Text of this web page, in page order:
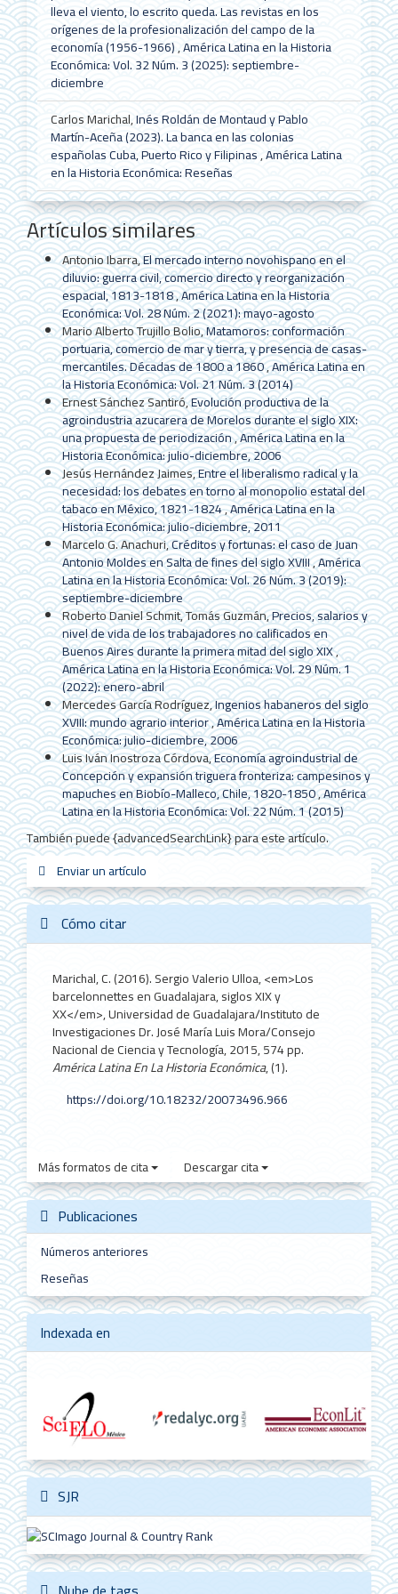
lleva el viento, lo escrito queda. Las revistas en los
orígenes de la profesionalización del campo de la
economía (1956-1966),América Latina en la Historia
Económica: Vol. 32 Núm. 3 (2025): septiembre-
diciembre
Carlos Marichal,Inés Roldán de Montaud y Pablo
Martín-Aceña (2023). La banca en las colonias
españolas Cuba, Puerto Rico y Filipinas,América Latina
en la Historia Económica: Reseñas
Artículos similares
Antonio Ibarra,El mercado interno novohispano en el
diluvio: guerra civil, comercio directo y reorganización
espacial, 1813-1818,América Latina en la Historia
Económica: Vol. 28 Núm. 2 (2021): mayo-agosto
Mario Alberto Trujillo Bolio,Matamoros: conformación
portuaria, comercio de mar y tierra, y presencia de casas-
mercantiles. Décadas de 1800 a 1860,América Latina en
la Historia Económica: Vol. 21 Núm. 3 (2014)
Ernest Sánchez Santiró,Evolución productiva de la
agroindustria azucarera de Morelos durante el siglo XIX:
una propuesta de periodización,América Latina en la
Historia Económica: julio-diciembre, 2006
Jesús Hernández Jaimes,Entre el liberalismo radical y la
necesidad: los debates en torno al monopolio estatal del
tabaco en México, 1821-1824,América Latina en la
Historia Económica: julio-diciembre, 2011
Marcelo G. Anachuri,Créditos y fortunas: el caso de Juan
Antonio Moldes en Salta de fines del siglo XVIII,América
Latina en la Historia Económica: Vol. 26 Núm. 3 (2019):
septiembre-diciembre
Roberto Daniel Schmit, Tomás Guzmán,Precios, salarios y
nivel de vida de los trabajadores no calificados en
Buenos Aires durante la primera mitad del siglo XIX,
América Latina en la Historia Económica: Vol. 29 Núm. 1
(2022): enero-abril
Mercedes García Rodríguez,Ingenios habaneros del siglo
XVIII: mundo agrario interior,América Latina en la Historia
Económica: julio-diciembre, 2006
Luis Iván Inostroza Córdova,Economía agroindustrial de
Concepción y expansión triguera fronteriza: campesinos y
mapuches en Biobío-Malleco, Chile, 1820-1850,América
Latina en la Historia Económica: Vol. 22 Núm. 1 (2015)
También puede {advancedSearchLink} para este artículo.
un
artículo
Enviar un artículo
Cómo citar
Marichal, C. (2016). Sergio Valerio Ulloa, <em>Los
barcelonnettes en Guadalajara, siglos XIX y
XX</em>, Universidad de Guadalajara/Instituto de
Investigaciones Dr. José María Luis Mora/Consejo
Nacional de Ciencia y Tecnología, 2015, 574 pp.
América Latina En La Historia Económica, (1).
https://doi.org/10.18232/20073496.966
Más formatos de cita Descargar cita
Publicaciones
Números anteriores
Reseñas
Indexada en
SJR
redes